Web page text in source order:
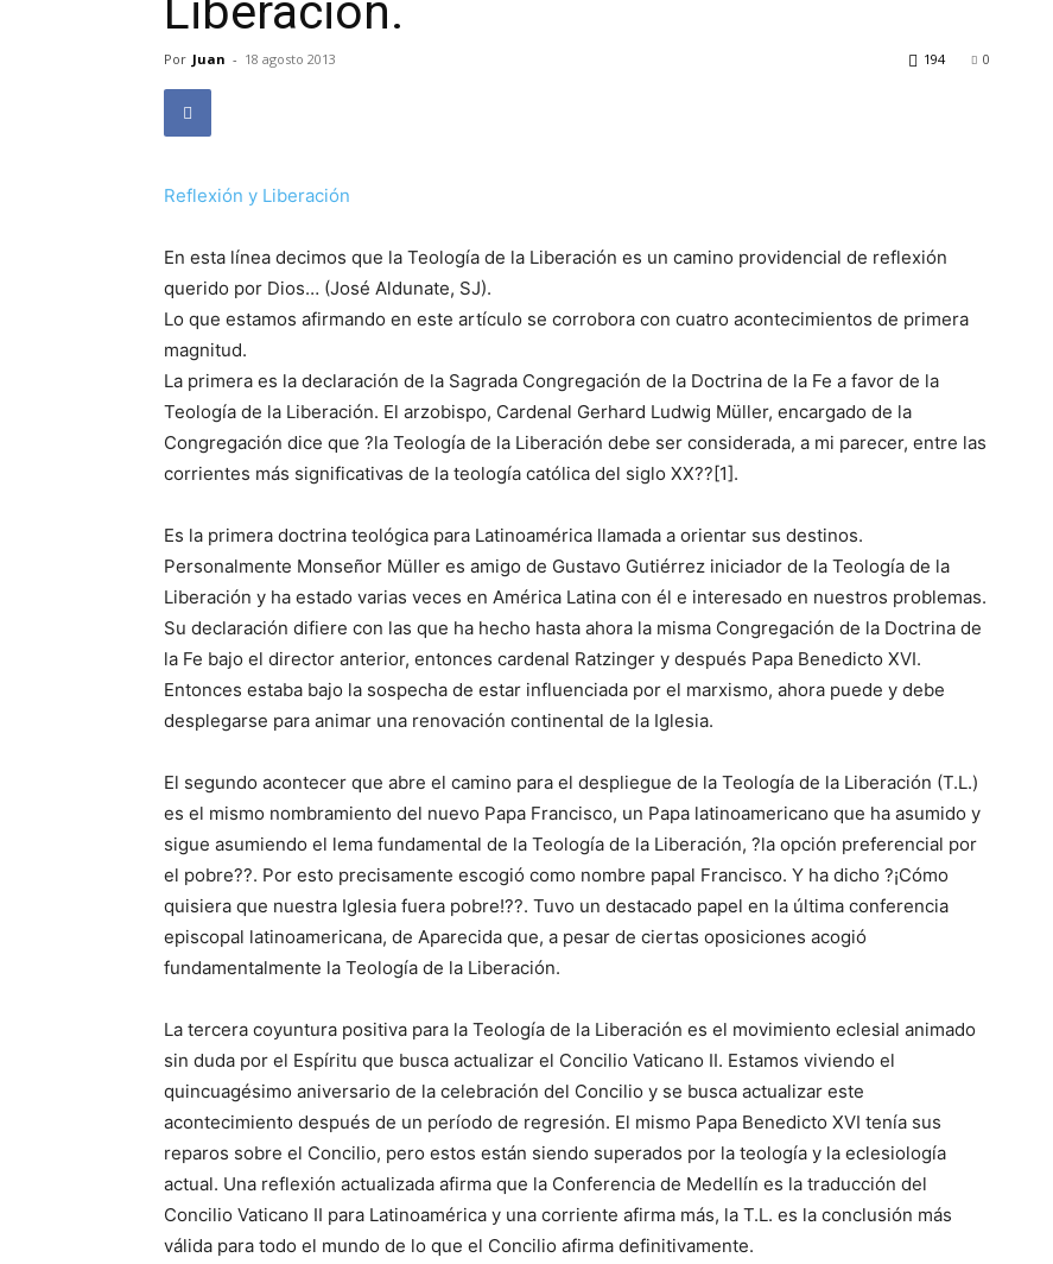
Liberación.
Por Juan - 18 agosto 2013 0
194
Reflexión y Liberación
En esta línea decimos que la Teología de la Liberación es un camino providencial de reflexión
querido por Dios… (José Aldunate, SJ).
Lo que estamos afirmando en este artículo se corrobora con cuatro acontecimientos de primera
magnitud.
La primera es la declaración de la Sagrada Congregación de la Doctrina de la Fe a favor de la
Teología de la Liberación. El arzobispo, Cardenal Gerhard Ludwig Müller, encargado de la
Congregación dice que ?la Teología de la Liberación debe ser considerada, a mi parecer, entre las
corrientes más significativas de la teología católica del siglo XX??[1].
Es la primera doctrina teológica para Latinoamérica llamada a orientar sus destinos.
Personalmente Monseñor Müller es amigo de Gustavo Gutiérrez iniciador de la Teología de la
Liberación y ha estado varias veces en América Latina con él e interesado en nuestros problemas.
Su declaración difiere con las que ha hecho hasta ahora la misma Congregación de la Doctrina de
la Fe bajo el director anterior, entonces cardenal Ratzinger y después Papa Benedicto XVI.
Entonces estaba bajo la sospecha de estar influenciada por el marxismo, ahora puede y debe
desplegarse para animar una renovación continental de la Iglesia.
El segundo acontecer que abre el camino para el despliegue de la Teología de la Liberación (T.L.)
es el mismo nombramiento del nuevo Papa Francisco, un Papa latinoamericano que ha asumido y
sigue asumiendo el lema fundamental de la Teología de la Liberación, ?la opción preferencial por
el pobre??. Por esto precisamente escogió como nombre papal Francisco. Y ha dicho ?¡Cómo
quisiera que nuestra Iglesia fuera pobre!??. Tuvo un destacado papel en la última conferencia
episcopal latinoamericana, de Aparecida que, a pesar de ciertas oposiciones acogió
fundamentalmente la Teología de la Liberación.
La tercera coyuntura positiva para la Teología de la Liberación es el movimiento eclesial animado
sin duda por el Espíritu que busca actualizar el Concilio Vaticano II. Estamos viviendo el
quincuagésimo aniversario de la celebración del Concilio y se busca actualizar este
acontecimiento después de un período de regresión. El mismo Papa Benedicto XVI tenía sus
reparos sobre el Concilio, pero estos están siendo superados por la teología y la eclesiología
actual. Una reflexión actualizada afirma que la Conferencia de Medellín es la traducción del
Concilio Vaticano II para Latinoamérica y una corriente afirma más, la T.L. es la conclusión más
válida para todo el mundo de lo que el Concilio afirma definitivamente.